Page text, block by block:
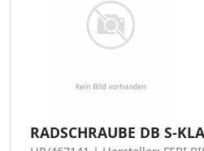
RADSCHRAUBE DB S-